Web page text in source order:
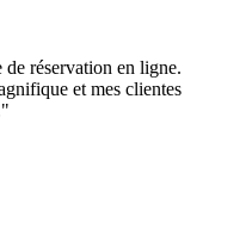
de réservation en ligne.
et mes clientes
"